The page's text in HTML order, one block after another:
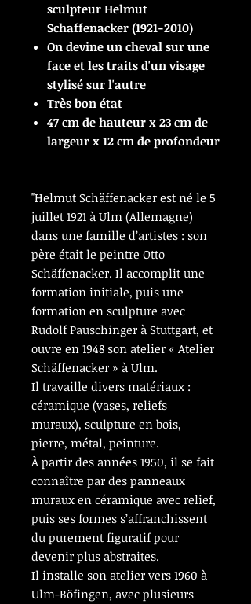
sculpteur Helmut
Schaffenacker (1921-2010)
On devine un cheval sur une
face et les traits d'un visage
stylisé sur l'autre
Très bon état
47 cm de hauteur x 23 cm de
largeur x 12 cm de profondeur
"Helmut Schäffenacker est né le 5
juillet 1921 à Ulm (Allemagne)
dans une famille d’artistes : son
père était le peintre Otto
Schäffenacker. Il accomplit une
formation initiale, puis une
formation en sculpture avec
Rudolf Pauschinger à Stuttgart, et
ouvre en 1948 son atelier « Atelier
Schäffenacker » à Ulm.
Il travaille divers matériaux :
céramique (vases, reliefs
muraux), sculpture en bois,
pierre, métal, peinture.
À partir des années 1950, il se fait
connaître par des panneaux
muraux en céramique avec relief,
puis ses formes s’affranchissent
du purement figuratif pour
devenir plus abstraites.
Il installe son atelier vers 1960 à
Ulm-Böfingen, avec plusieurs